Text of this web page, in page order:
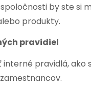
by ste
produkty.
pravidiel
interné pravidlá,